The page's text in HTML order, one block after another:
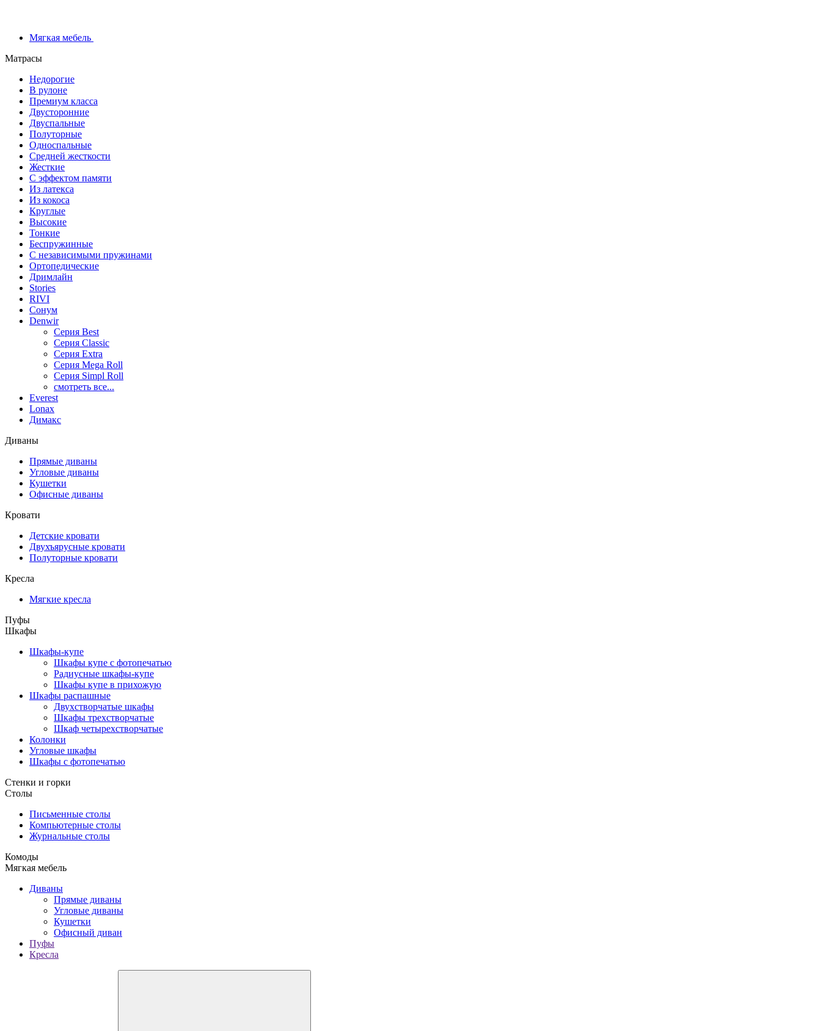
Мягкая мебель
Матрасы
Недорогие
В рулоне
Премиум класса
Двусторонние
Двуспальные
Полуторные
Односпальные
Средней жесткости
Жесткие
С эффектом памяти
Из латекса
Из кокоса
Круглые
Высокие
Тонкие
Беспружинные
С независимыми пружинами
Ортопедические
Дримлайн
Stories
RIVI
Сонум
Denwir
Серия Best
Серия Classic
Серия Extra
Серия Mega Roll
Серия Simpl Roll
смотреть все...
Everest
Lonax
Димакс
Диваны
Прямые диваны
Угловые диваны
Кушетки
Офисные диваны
Кровати
Детские кровати
Двухъярусные кровати
Полуторные кровати
Кресла
Мягкие кресла
Пуфы
Шкафы
Шкафы-купе
Шкафы купе с фотопечатью
Радиусные шкафы-купе
Шкафы купе в прихожую
Шкафы распашные
Двухстворчатые шкафы
Шкафы трехстворчатые
Шкаф четырехстворчатые
Колонки
Угловые шкафы
Шкафы с фотопечатью
Стенки и горки
Столы
Письменные столы
Компьютерные столы
Журнальные столы
Комоды
Мягкая мебель
Диваны
Прямые диваны
Угловые диваны
Кушетки
Офисный диван
Пуфы
Кресла